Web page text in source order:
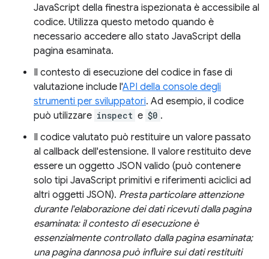
JavaScript della finestra ispezionata è accessibile al
codice. Utilizza questo metodo quando è
necessario accedere allo stato JavaScript della
pagina esaminata.
Il contesto di esecuzione del codice in fase di
valutazione include l'API della console degli
strumenti per sviluppatori. Ad esempio, il codice
può utilizzare inspect e $0 .
Il codice valutato può restituire un valore passato
al callback dell'estensione. Il valore restituito deve
essere un oggetto JSON valido (può contenere
solo tipi JavaScript primitivi e riferimenti aciclici ad
altri oggetti JSON). Presta particolare attenzione
durante l'elaborazione dei dati ricevuti dalla pagina
esaminata: il contesto di esecuzione è
essenzialmente controllato dalla pagina esaminata;
una pagina dannosa può influire sui dati restituiti